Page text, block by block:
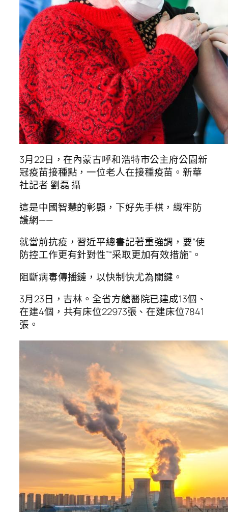
3月22日，在內蒙古呼和浩特市公主府公園新
冠疫苗接種點，一位老人在接種疫苗。新華
社記者 劉磊 攝
這是中國智慧的彰顯，下好先手棋，織牢防
護網——
就當前抗疫，習近平總書記著重強調，要“使
防控工作更有針對性”“采取更加有效措施”。
阻斷病毒傳播鏈，以快制快尤為關鍵。
3月23日，吉林。全省方艙醫院已建成13個、
在建4個，共有床位22973張、在建床位7841
張。